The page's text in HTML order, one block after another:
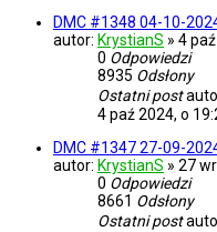
DMC #1348 04-10-
autor: KrystianS » 4
0 Odpowiedzi
8935 Odsłony
Ostatni post
4 paź 2024, o
DMC #1347 27-09-
autor: KrystianS » 27
0 Odpowiedzi
8661 Odsłony
Ostatni post